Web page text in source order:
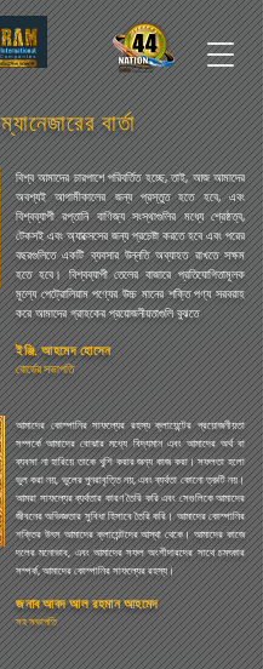
ম্যানেজারের বার্তা
বিশ্ব আমাদের চারপাশে পরিবর্তিত হচ্ছে, তাই, আজ আমাদের
অবশ্যই আগামীকালের জন্য প্রস্তুত হতে হবে, এবং
বিশ্বব্যাপী রপ্তানি বাণিজ্য সংস্থাগুলির মধ্যে শ্রেষ্ঠত্ব,
টেকসই এবং অ্যাক্সেসের জন্য প্রচেষ্টা করতে হবে এবং পরের
বছরগুলিতে একটি ব্যবসার উন্নতি অব্যাহত রাখতে সক্ষম
হতে হবে। বিশ্বব্যাপী তেলের বাজারে প্রতিযোগিতামূলক
মূল্যে পেট্রোলিয়াম পণ্যের উচ্চ মানের শক্তি পণ্য সরবরাহ
করে আমাদের গ্রাহকের প্রয়োজনীয়তাগুলি বুঝতে
ইঞ্জি. আহমেদ হোসেন
বোর্ডের সভাপতি
আমাদের কোম্পানির সাফল্যের রহস্য ক্লায়েন্টের প্রয়োজনীয়তা
সম্পর্কে আমাদের বোঝার মধ্যে বিদ্যমান এবং আমাদের অর্থ বা
ব্যবসা না হারিয়ে তাকে খুশি করার জন্য কাজ করা। সফলতা হলো
ভুল করা নয়, ভুলের পুনরাবৃত্তি নয়, এবং ব্যর্থতা কোনো ত্রুটি নয়।
আমরা সাফল্যের ব্যর্থতার কারণ তৈরি করি এবং সেগুলিকে আমাদের
জীবনের অভিজ্ঞতার সুবিধা হিসাবে তৈরি করি। আমাদের কোম্পানির
শক্তির উৎস আমাদের ক্লায়েন্টদের আস্থা থেকে। আমাদের কাজে
দলের মনোভাব, এবং আমাদের সফল অংশীদারদের সাথে চমৎকার
সম্পর্ক, আমাদের কোম্পানির সাফল্যের রহস্য।
জনাব আবদ আল রহমান আহমেদ
সহ সভাপতি